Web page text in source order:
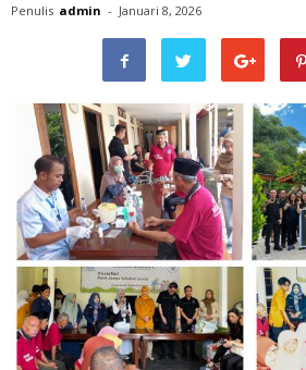
Penulis admin - Januari 8, 2026